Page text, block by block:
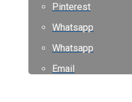
Pinterest
Whatsapp
Whatsapp
Email